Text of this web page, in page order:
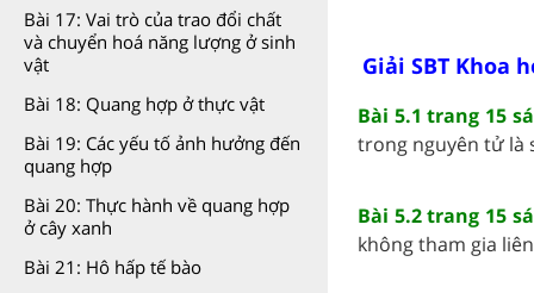
Bài 17: Vai trò của trao đổi chất
và chuyển hoá năng lượng ở sinh
vật
Bài 18: Quang hợp ở thực vật
Bài 19: Các yếu tố ảnh hưởng đến
quang hợp
Bài 20: Thực hành về quang hợp
ở cây xanh
Bài 21: Hô hấp tế bào
Giải SBT Khoa
Bài 5.1 trang 15
trong nguyên tử là
Bài 5.2 trang 15
không tham gia